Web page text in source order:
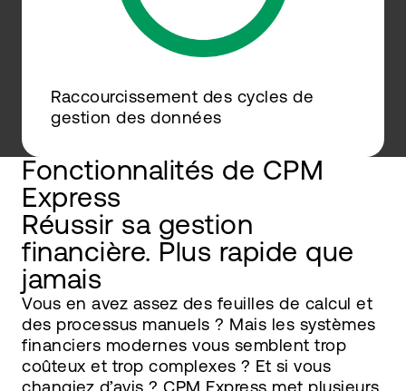
Raccourcissement des cycles de
gestion des données
Fonctionnalités de CPM
Express
Réussir sa gestion
financière. Plus rapide que
jamais
Vous en avez assez des feuilles de calcul et
des processus manuels ? Mais les systèmes
financiers modernes vous semblent trop
coûteux et trop complexes ? Et si vous
changiez d’avis ? CPM Express met plusieurs